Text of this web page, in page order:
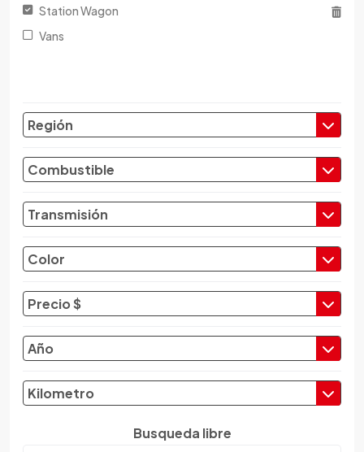
Changan
Changfeng
Chevrolet
Chrysler
Citroen
Cupra
Dacia
Daewoo
Daf
Daihatsu
Datsun
Dayun
Derbi
Dfsk
Dmc
Dodge
Station Wagon
Vans
Región
Combustible
Transmisión
Color
Precio $
Año
Kilometro
Busqueda libre